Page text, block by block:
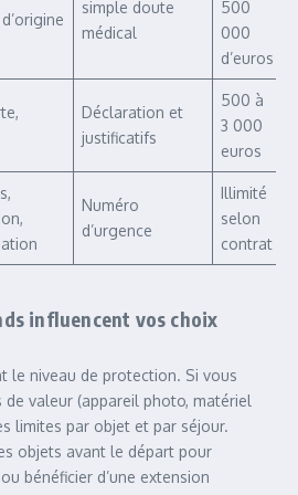
simple doute
médical
500
000
d’euros
Déclaration et
justificatifs
500 à
3 000
euros
Numéro
d’urgence
Illimité
selon
contrat
influencent vos choix
le niveau de protection. Si vous
valeur (appareil photo, matériel
limites par objet et par séjour.
objets avant le départ pour
bénéficier d’une extension